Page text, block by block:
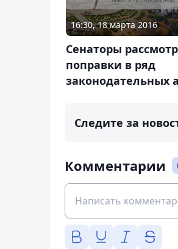
16:30, 18 марта 2016
Сенаторы
поправки в ряд
законодательных
Следите за
Комментарии